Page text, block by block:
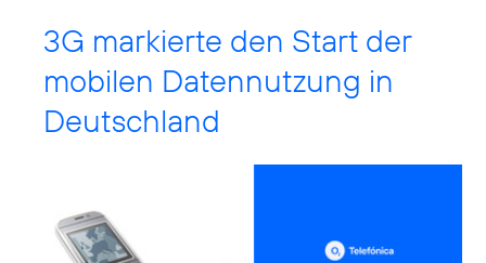
3G markierte den Start der
mobilen Datennutzung in
Deutschland